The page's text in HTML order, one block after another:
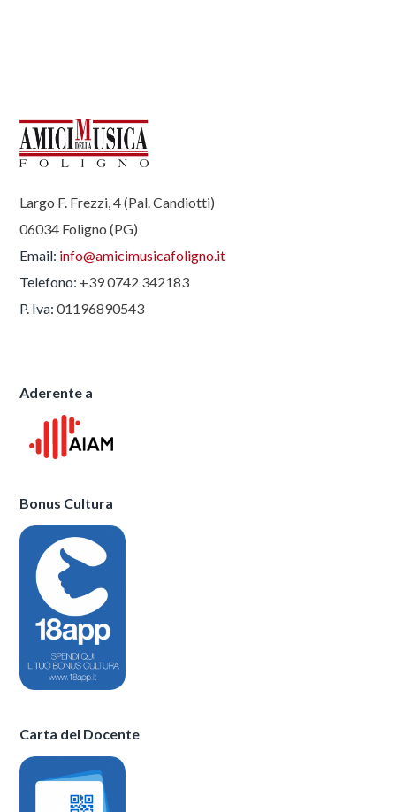
Largo F. Frezzi, 4 (Pal. Candiotti)
06034 Foligno (PG)
Email: info@amicimusicafoligno.it
Telefono: +39 0742 342183
P. Iva: 01196890543
Aderente a
Bonus Cultura
Carta del Docente